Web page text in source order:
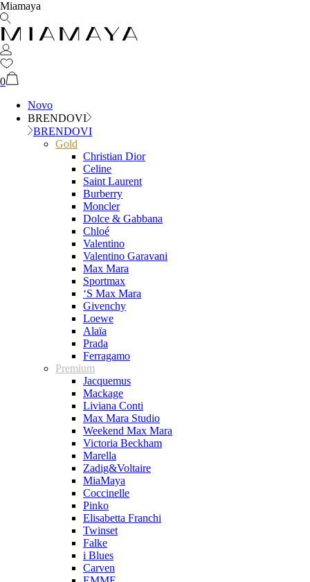
Miamaya
0
Novo
BRENDOVI
BRENDOVI
Gold
Christian Dior
Celine
Saint Laurent
Burberry
Moncler
Dolce & Gabbana
Chloé
Valentino
Valentino Garavani
Max Mara
Sportmax
‘S Max Mara
Givenchy
Loewe
Alaïa
Prada
Ferragamo
Premium
Jacquemus
Mackage
Liviana Conti
Max Mara Studio
Weekend Max Mara
Victoria Beckham
Marella
Zadig&Voltaire
MiaMaya
Coccinelle
Pinko
Elisabetta Franchi
Twinset
Falke
i Blues
Carven